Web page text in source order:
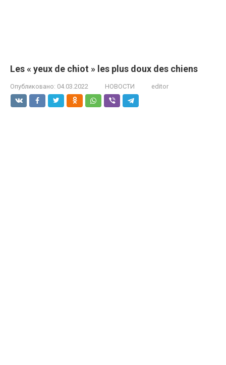
Les « yeux de chiot » les plus doux des chiens
Опубликовано: 04.03.2022 НОВОСТИ editor